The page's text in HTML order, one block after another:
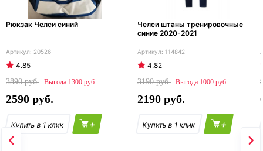
Рюкзак Челси синий
20526
4.85
3890
1300
2590
+
Челси штаны тренировочные
синие 2020-2021
114842
4.82
3190
1000
2190
+